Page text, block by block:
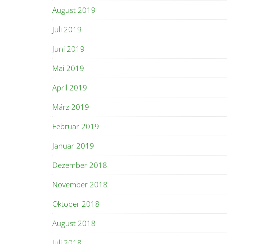
August 2019
Juli 2019
Juni 2019
Mai 2019
April 2019
März 2019
Februar 2019
Januar 2019
Dezember 2018
November 2018
Oktober 2018
August 2018